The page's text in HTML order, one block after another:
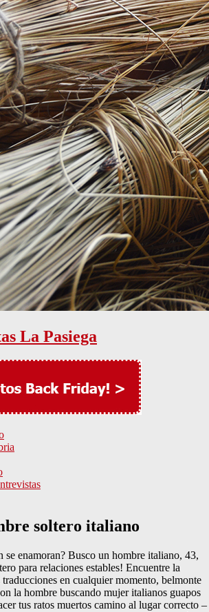
La Pasiega
soltero italiano
se enamoran? Busco un hombre italiano, 43,
para relaciones estables! Encuentre la
en cualquier momento, belmonte
la hombre buscando mujer italianos guapos
tus ratos muertos camino al lugar correcto –